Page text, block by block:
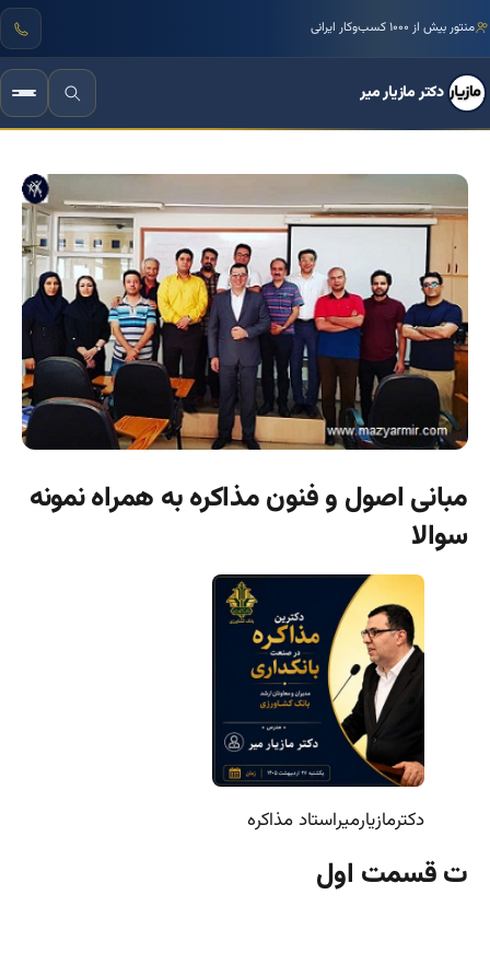
منتور بیش از ۱۰۰۰ کسب‌وکار ایرانی
دکتر مازیار میر
مبانی اصول و فنون مذاکره به همراه نمونه
سوالا
دکترمازیارمیراستاد مذاکره
ت قسمت اول